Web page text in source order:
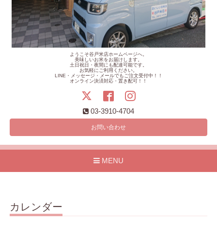
ようこそ谷戸米店ホームページへ。
美味しいお米をお届けします。
土日祝日・夜間にも配達可能です。
お気軽にご利用ください。
LINE・メッセージ・メールでもご注文受付中！！
オンライン決済対応・置き配可！！
03-3910-4704
お問い合わせ
MENU
カレンダー